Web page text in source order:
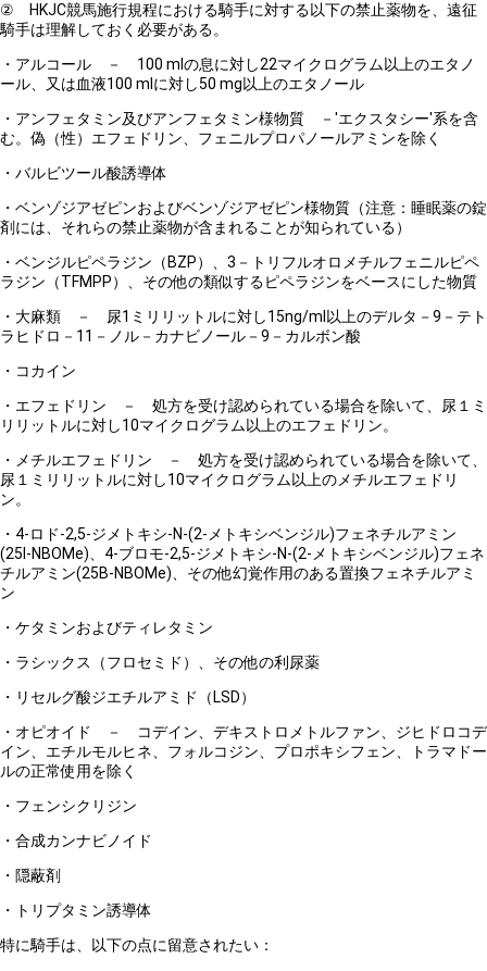
② HKJC競馬施行規程における騎手に対する以下の禁止薬物を、遠征
騎手は理解しておく必要がある。
・アルコール － 100 mlの息に対し22マイクログラム以上のエタノ
ール、又は血液100 mlに対し50 mg以上のエタノール
・アンフェタミン及びアンフェタミン様物質 －'エクスタシー'系を含
む。偽（性）エフェドリン、フェニルプロパノールアミンを除く
・バルビツール酸誘導体
・ベンゾジアゼピンおよびベンゾジアゼピン様物質（注意：睡眠薬の錠
剤には、それらの禁止薬物が含まれることが知られている）
・ベンジルピペラジン（BZP）、3－トリフルオロメチルフェニルピペ
ラジン（TFMPP）、その他の類似するピペラジンをベースにした物質
・大麻類 － 尿1ミリリットルに対し15ng/ml以上のデルタ－9－テト
ラヒドロ－11－ノル－カナビノール－9－カルボン酸
・コカイン
・エフェドリン － 処方を受け認められている場合を除いて、尿１ミ
リリットルに対し10マイクログラム以上のエフェドリン。
・メチルエフェドリン － 処方を受け認められている場合を除いて、
尿１ミリリットルに対し10マイクログラム以上のメチルエフェドリ
ン。
・4-ロド-2,5-ジメトキシ-N-(2-メトキシベンジル)フェネチルアミン
(25I-NBOMe)、4-ブロモ-2,5-ジメトキシ-N-(2-メトキシベンジル)フェネ
チルアミン(25B-NBOMe)、その他幻覚作用のある置換フェネチルアミ
ン
・ケタミンおよびティレタミン
・ラシックス（フロセミド）、その他の利尿薬
・リセルグ酸ジエチルアミド（LSD）
・オピオイド － コデイン、デキストロメトルファン、ジヒドロコデ
イン、エチルモルヒネ、フォルコジン、プロポキシフェン、トラマドー
ルの正常使用を除く
・フェンシクリジン
・合成カンナビノイド
・隠蔽剤
・トリプタミン誘導体
特に騎手は、以下の点に留意されたい：